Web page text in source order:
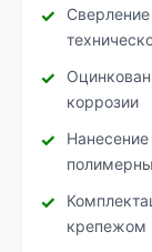
коррозии
крепежом